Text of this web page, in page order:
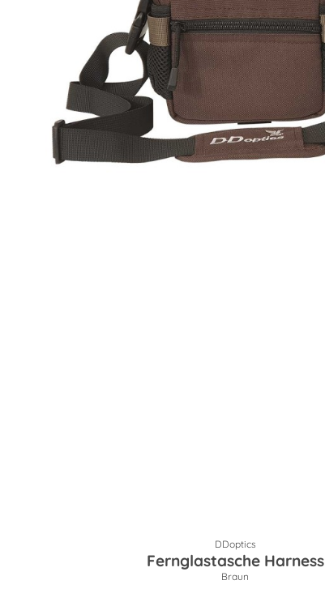
DDoptics
Fernglastasche Harness
Braun